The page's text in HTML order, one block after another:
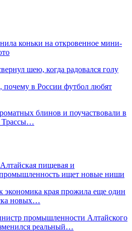
коньки на откровенное мини-
шею, когда радовался голу
почему в России футбол любят
блинов и поучаствовали в
Трассы…
пищевая и
ищет новые ниши
края прожила еще один
новых…
промышленности Алтайского
реальный…